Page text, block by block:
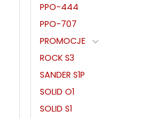
PPO-444
PPO-707
PROMOCJE
ROCK S3
SANDER S1P
SOLID O1
SOLID S1